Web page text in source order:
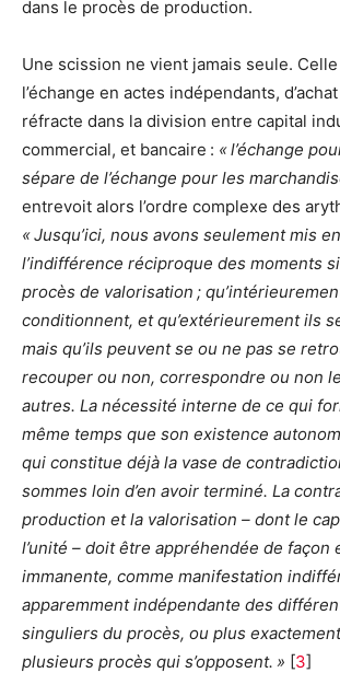
dans le procès de production.
Une scission ne vient jamais seule.
l’échange en actes indépendants,
réfracte dans la division entre capital
commercial, et bancaire : « l’échange
sépare de l’échange pour les
entrevoit alors l’ordre complexe des
« Jusqu’ici, nous avons seulement mis
l’indifférence réciproque des moments
procès de valorisation ;
conditionnent, et qu’extérieurement ils
mais qu’ils peuvent se ou ne pas se
recouper ou non, correspondre ou non
autres. La nécessité interne de ce qui
même temps que son existence
qui constitue déjà la vase de
sommes loin d’en avoir terminé. La
production et la valorisation – dont le
l’unité – doit être appréhendée de façon
immanente, comme manifestation
apparemment indépendante des
singuliers du procès, ou plus
plusieurs procès qui s’opposent. » [3]